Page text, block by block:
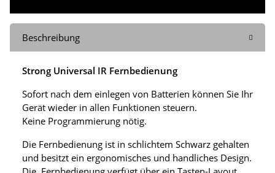
Beschreibung
Strong Universal IR Fernbedienung
Sofort nach dem einlegen von Batterien können Sie Ihr
Gerät wieder in allen Funktionen steuern.
Keine Programmierung nötig.
Die Fernbedienung ist in schlichtem Schwarz gehalten
und besitzt ein ergonomisches und handliches Design.